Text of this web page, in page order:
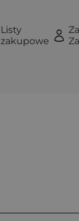
Listy
zakupowe